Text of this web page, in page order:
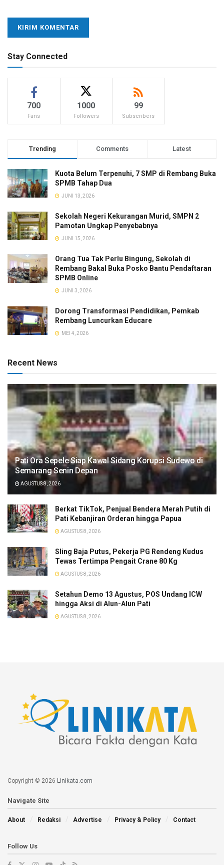
Stay Connected
700
Fans
1000
Followers
99
Subscribers
Trending Comments Latest
Kuota Belum Terpenuhi, 7 SMP di Rembang Buka
SPMB Tahap Dua
JUNI 13, 2026
Sekolah Negeri Kekurangan Murid, SMPN 2
Pamotan Ungkap Penyebabnya
JUNI 15, 2026
Orang Tua Tak Perlu Bingung, Sekolah di
Rembang Bakal Buka Posko Bantu Pendaftaran
SPMB Online
JUNI 3, 2026
Dorong Transformasi Pendidikan, Pemkab
Rembang Luncurkan Educare
MEI 4, 2026
Recent News
Pati Ora Sepele Siap Kawal Sidang Korupsi Sudewo di
Semarang Senin Depan
AGUSTUS 8, 2026
​Berkat TikTok, Penjual Bendera Merah Putih di
Pati Kebanjiran Orderan hingga Papua
AGUSTUS 8, 2026
Sling Baja Putus, Pekerja PG Rendeng Kudus
Tewas Tertimpa Pengait Crane 80 Kg
AGUSTUS 8, 2026
Setahun Demo 13 Agustus, POS Undang ICW
hingga Aksi di Alun-Alun Pati
AGUSTUS 8, 2026
Copyright © 2026 Linikata.com
Navigate Site
About Redaksi Advertise Privacy & Policy Contact
Follow Us